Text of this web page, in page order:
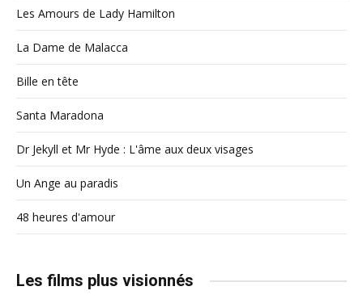
Les Amours de Lady Hamilton
La Dame de Malacca
Bille en tête
Santa Maradona
Dr Jekyll et Mr Hyde : L'âme aux deux visages
Un Ange au paradis
48 heures d'amour
Les films plus visionnés